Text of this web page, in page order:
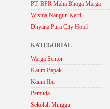
PT. BPR Maha Bhoga Marga
Wisma Nangun Kerti
Dhyana Pura City Hotel
KATEGORIAL
Warga Senior
Kaum Bapak
Kaum Ibu
Pemuda
Sekolah Minggu